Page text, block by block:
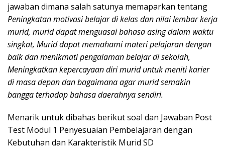
jawaban dimana salah satunya memaparkan tentang
Peningkatan motivasi belajar di kelas dan nilai lembar kerja
murid, murid dapat menguasai bahasa asing dalam waktu
singkat, Murid dapat memahami materi pelajaran dengan
baik dan menikmati pengalaman belajar di sekolah,
Meningkatkan kepercayaan diri murid untuk meniti karier
di masa depan dan bagaimana agar murid semakin
bangga terhadap bahasa daerahnya sendiri.
Menarik untuk dibahas berikut soal dan Jawaban Post
Test Modul 1 Penyesuaian Pembelajaran dengan
Kebutuhan dan Karakteristik Murid SD